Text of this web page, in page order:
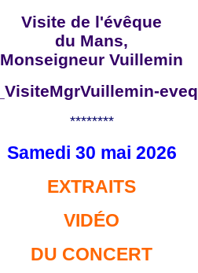
Visite de l'évêque
du Mans,
Monseigneur Vuillemin
********
Samedi 30 mai 2026
EXTRAITS
VIDÉO
DU CONCERT